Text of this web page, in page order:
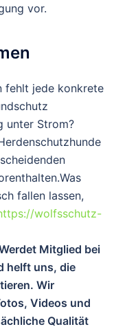
vor.
fehlt jede konkrete
unter Strom?
Was
fallen lassen,
wolfsschutz-
Mitglied bei
helft uns, die
Wir
Videos und
Qualität